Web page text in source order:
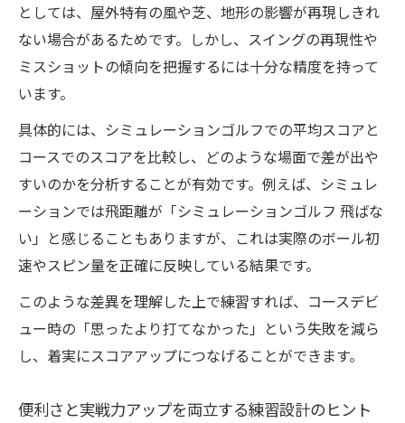
としては、屋外特有の風や芝、地形の影響が再現しきれ
ない場合があるためです。しかし、スイングの再現性や
ミスショットの傾向を把握するには十分な精度を持って
います。
具体的には、シミュレーションゴルフでの平均スコアと
コースでのスコアを比較し、どのような場面で差が出や
すいのかを分析することが有効です。例えば、シミュレ
ーションでは飛距離が「シミュレーションゴルフ 飛ばな
い」と感じることもありますが、これは実際のボール初
速やスピン量を正確に反映している結果です。
このような差異を理解した上で練習すれば、コースデビ
ュー時の「思ったより打てなかった」という失敗を減ら
し、着実にスコアアップにつなげることができます。
便利さと実戦力アップを両立する練習設計のヒント